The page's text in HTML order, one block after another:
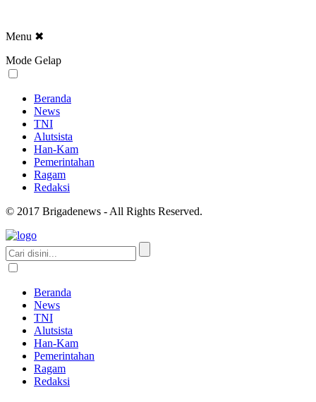
Menu ✖
Mode Gelap
Beranda
News
TNI
Alutsista
Han-Kam
Pemerintahan
Ragam
Redaksi
© 2017 Brigadenews - All Rights Reserved.
Beranda
News
TNI
Alutsista
Han-Kam
Pemerintahan
Ragam
Redaksi